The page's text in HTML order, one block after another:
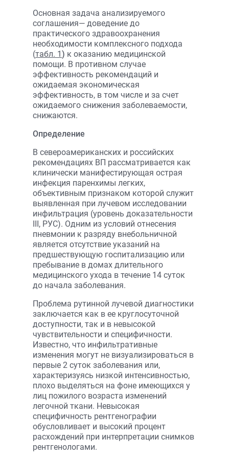
Основная задача анализируемого
соглашения— доведение до
практического здравоохранения
необходимости комплексного подхода
(табл. 1) к оказанию медицинской
помощи. В противном случае
эффективность рекомендаций и
ожидаемая экономическая
эффективность, в том числе и за счет
ожидаемого снижения заболеваемости,
снижаются.
Определение
В североамериканских и российских
рекомендациях ВП рассматривается как
клинически манифестирующая острая
инфекция паренхимы легких,
объективным признаком которой служит
выявленная при лучевом исследовании
инфильтрация (уровень доказательности
III, РУС). Одним из условий отнесения
пневмонии к разряду внебольничной
является отсутствие указаний на
предшествующую госпитализацию или
пребывание в домах длительного
медицинского ухода в течение 14 суток
до начала заболевания.
Проблема рутинной лучевой диагностики
заключается как в ее круглосуточной
доступности, так и в невысокой
чувствительности и специфичности.
Известно, что инфильтративные
изменения могут не визуализироваться в
первые 2 суток заболевания или,
характеризуясь низкой интенсивностью,
плохо выделяться на фоне имеющихся у
лиц пожилого возраста изменений
легочной ткани. Невысокая
специфичность рентгенографии
обусловливает и высокий процент
расхождений при интерпретации снимков
рентгенологами.